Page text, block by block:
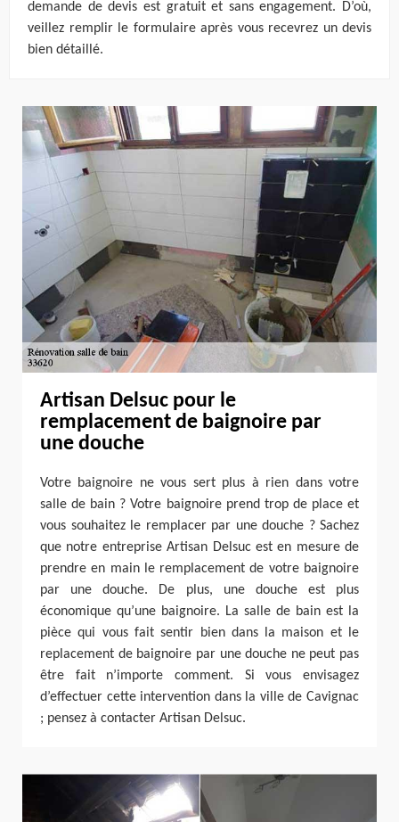
demande de devis est gratuit et sans engagement. D’où,
veillez remplir le formulaire après vous recevrez un devis
bien détaillé.
Artisan Delsuc pour le
remplacement de baignoire par
une douche
Votre baignoire ne vous sert plus à rien dans votre
salle de bain ? Votre baignoire prend trop de place et
vous souhaitez le remplacer par une douche ? Sachez
que notre entreprise Artisan Delsuc est en mesure de
prendre en main le remplacement de votre baignoire
par une douche. De plus, une douche est plus
économique qu’une baignoire. La salle de bain est la
pièce qui vous fait sentir bien dans la maison et le
replacement de baignoire par une douche ne peut pas
être fait n’importe comment. Si vous envisagez
d’effectuer cette intervention dans la ville de Cavignac
; pensez à contacter Artisan Delsuc.